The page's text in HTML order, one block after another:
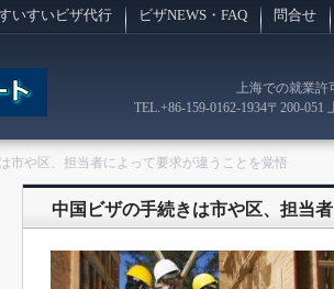
上海での就業許
TEL.+86-159-0162-1934〒200-051
いすいビザ代行 ビザNEWS・FAQ 問合せ
市や区、担当者によって要求が違うことを覚悟
中国ビザの手続きは市や区、担当